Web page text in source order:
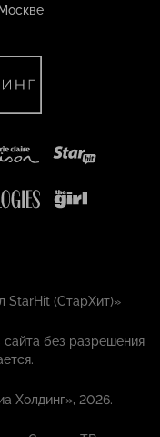
StarHit (СтарХит)»
без разрешения
Холдинг», 2026.